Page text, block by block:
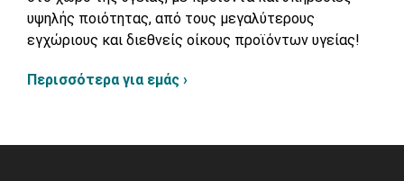
υψηλής ποιότητας, από τους μεγαλύτερους
εγχώριους και διεθνείς οίκους προϊόντων υγείας!
Περισσότερα για εμάς ›